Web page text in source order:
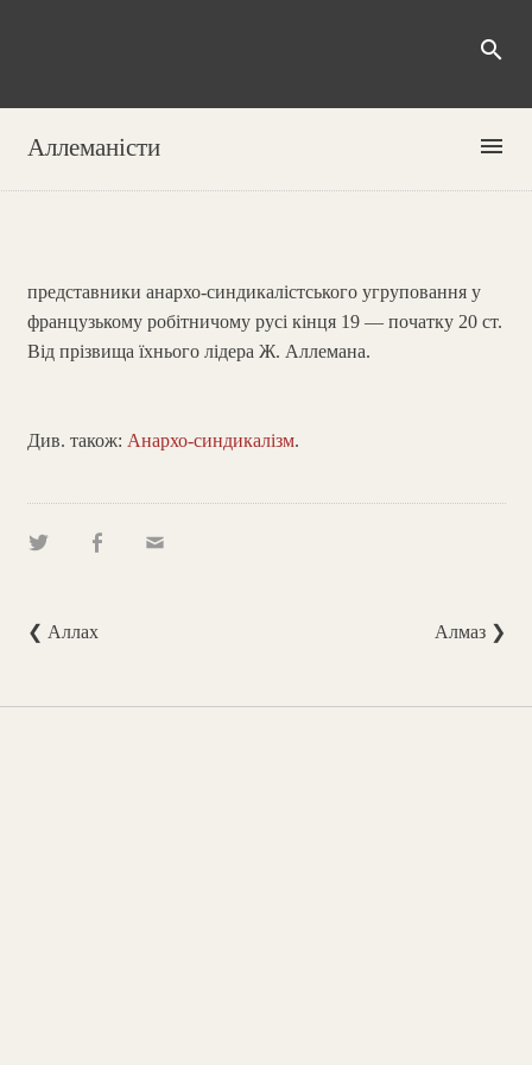
search
Аллеманісти menu
представники анархо-синдикалістського угруповання у
французькому робітничому русі кінця 19 — початку 20 ст.
Від прізвища їхнього лідера Ж. Аллемана.
Див. також: Анархо-синдикалізм.
❮ Аллах Алмаз ❯